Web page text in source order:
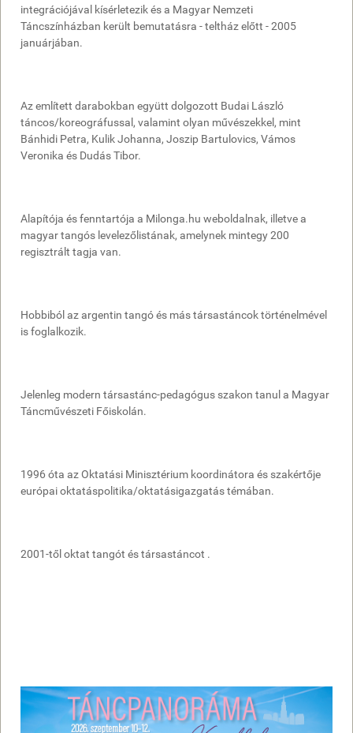
integrációjával kísérletezik és a Magyar Nemzeti
Táncszínházban került bemutatásra - teltház előtt - 2005
januárjában.
Az említett darabokban együtt dolgozott Budai László
táncos/koreográfussal, valamint olyan művészekkel, mint
Bánhidi Petra, Kulik Johanna, Joszip Bartulovics, Vámos
Veronika és Dudás Tibor.
Alapítója és fenntartója a Milonga.hu weboldalnak, illetve a
magyar tangós levelezőlistának, amelynek mintegy 200
regisztrált tagja van.
Hobbiból az argentin tangó és más társastáncok történelmével
is foglalkozik.
Jelenleg modern társastánc-pedagógus szakon tanul a Magyar
Táncművészeti Főiskolán.
1996 óta az Oktatási Minisztérium koordinátora és szakértője
európai oktatáspolitika/oktatásigazgatás témában.
2001-től oktat tangót és társastáncot .